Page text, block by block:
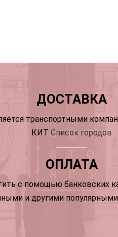
ДОСТАВКА
транспортными
КИТСписок городов
ОПЛАТА
с помощью банковских
и другими